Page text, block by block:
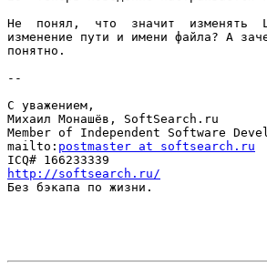
Не  понял,  что  значит  изменять
изменение пути и имени файла? А
понятно.
--
С уважением,
Михаил Монашёв, SoftSearch.ru
Member of Independent Software
mailto: postmaster at softsearch.ru
http://softsearch.ru/
Без бэкапа по жизни.